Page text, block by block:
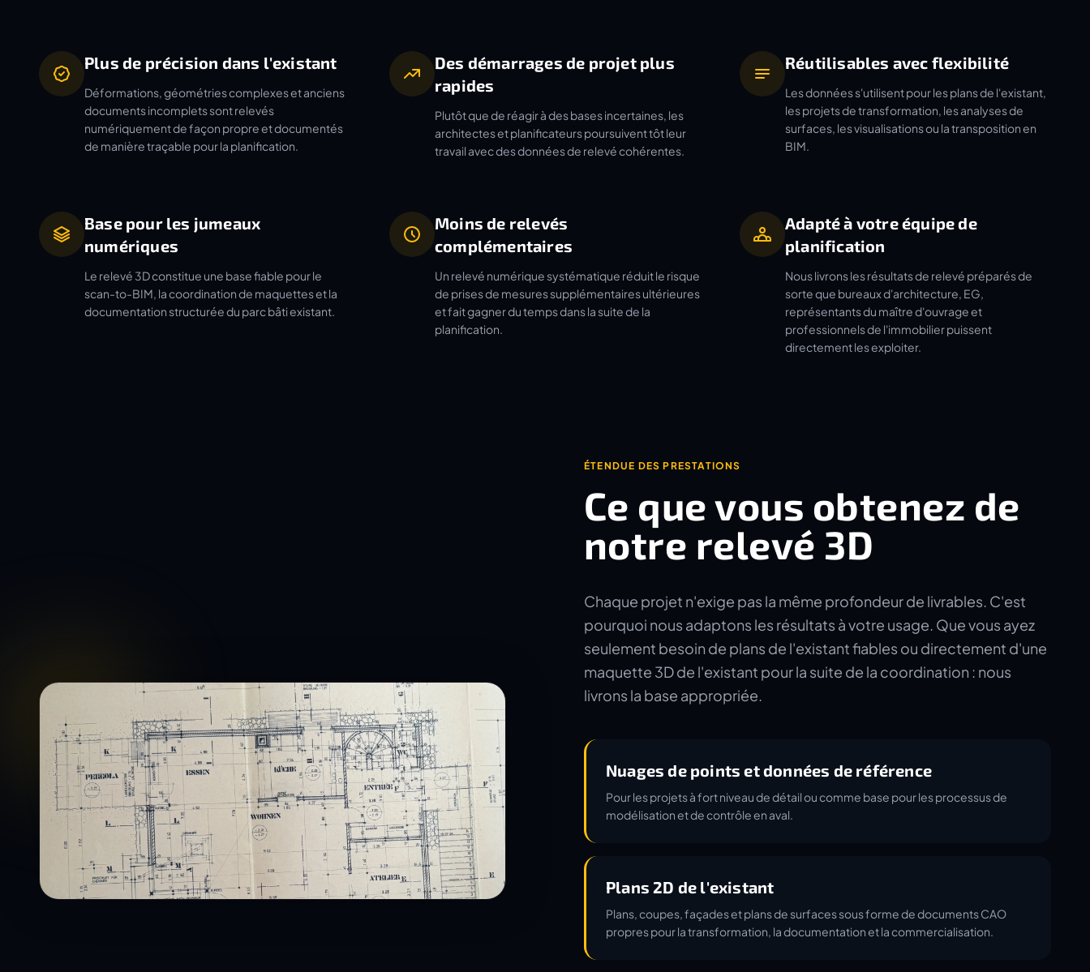
Plus de précision dans l'existant
Déformations, géométries complexes et anciens
documents incomplets sont relevés
numériquement de façon propre et documentés
de manière traçable pour la planification.
Des démarrages de projet plus
rapides
Plutôt que de réagir à des bases incertaines, les
architectes et planificateurs poursuivent tôt leur
travail avec des données de relevé cohérentes.
Réutilisables avec flexibilité
Les données s'utilisent pour les plans de l'existant,
les projets de transformation, les analyses de
surfaces, les visualisations ou la transposition en
BIM.
Base pour les jumeaux
numériques
Le relevé 3D constitue une base fiable pour le
scan-to-BIM, la coordination de maquettes et la
documentation structurée du parc bâti existant.
Moins de relevés
complémentaires
Un relevé numérique systématique réduit le risque
de prises de mesures supplémentaires ultérieures
et fait gagner du temps dans la suite de la
planification.
Adapté à votre équipe de
planification
Nous livrons les résultats de relevé préparés de
sorte que bureaux d'architecture, EG,
représentants du maître d'ouvrage et
professionnels de l'immobilier puissent
directement les exploiter.
ÉTENDUE DES PRESTATIONS
Ce que vous obtenez de
notre relevé 3D
Chaque projet n'exige pas la même profondeur de livrables. C'est
pourquoi nous adaptons les résultats à votre usage. Que vous ayez
seulement besoin de plans de l'existant fiables ou directement d'une
maquette 3D de l'existant pour la suite de la coordination : nous
livrons la base appropriée.
Nuages de points et données de référence
Pour les projets à fort niveau de détail ou comme base pour les processus de
modélisation et de contrôle en aval.
Plans 2D de l'existant
Plans, coupes, façades et plans de surfaces sous forme de documents CAO
propres pour la transformation, la documentation et la commercialisation.